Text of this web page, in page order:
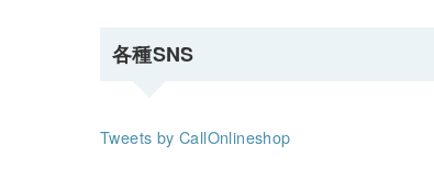
各種SNS
Tweets by CallOnlineshop